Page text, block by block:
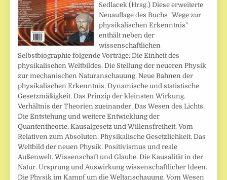
Sedlacek (Hrsg.) Diese erweiterte
Neuauflage des Buchs "Wege zur
physikalischen Erkenntnis"
enthält neben der
wissenschaftlichen
Selbstbiographie folgende Vorträge: Die Einheit des
physikalischen Weltbildes. Die Stellung der neueren Physik
zur mechanischen Naturanschauung. Neue Bahnen der
physikalischen Erkenntnis. Dynamische und statistische
Gesetzmäßigkeit. Das Prinzip der kleinsten Wirkung.
Verhältnis der Theorien zueinander. Das Wesen des Lichts.
Die Entstehung und weitere Entwicklung der
Quantentheorie. Kausalgesetz und Willensfreiheit. Vom
Relativen zum Absoluten. Physikalische Gesetzlichkeit. Das
Weltbild der neuen Physik. Positivismus und reale
Außenwelt. Wissenschaft und Glaube. Die Kausalität in der
Natur. Ursprung und Auswirkung wissenschaftlicher Ideen.
Die Physik im Kampf um die Weltanschauung. Vom Wesen